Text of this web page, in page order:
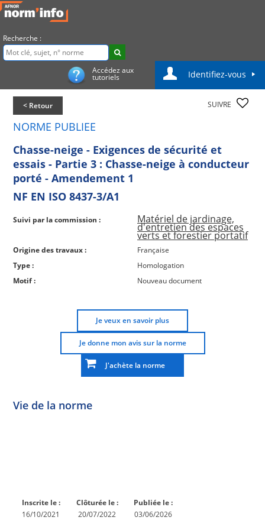
Recherche :
Accédez aux
tutoriels Identifiez-vous
< Retour SUIVRE
NORME PUBLIEE
Chasse-neige - Exigences de sécurité et
essais - Partie 3 : Chasse-neige à conducteur
porté - Amendement 1
NF EN ISO 8437-3/A1
Suivi par la commission : Matériel de jardinage,
d'entretien des espaces
verts et forestier portatif
Origine des travaux :
Française
Type :
Homologation
Motif :
Nouveau document
Je veux en savoir plus
Je donne mon avis sur la norme
J'achète la norme
Vie de la norme
Inscrite le :
16/10/2021
Clôturée le :
20/07/2022
Publiée le :
03/06/2026